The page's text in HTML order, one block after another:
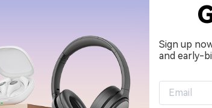
An mich erinnern.
Sign up
and early-